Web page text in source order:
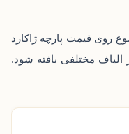
روی قیمت پارچه ژاکارد
الیاف مختلفی بافته شود.